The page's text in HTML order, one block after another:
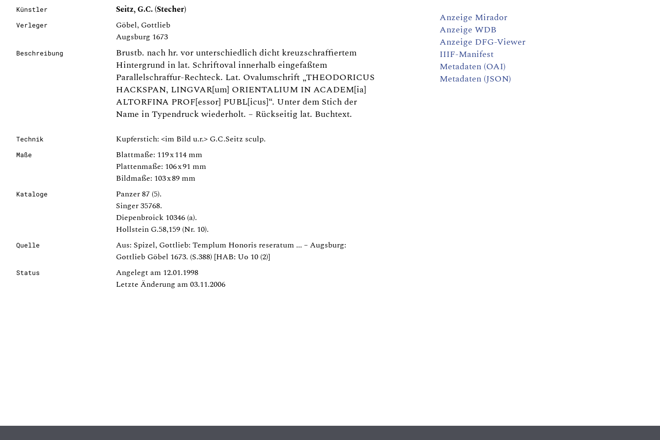
Künstler Seitz, G.C. (Stecher)
Verleger
Göbel, Gottlieb
Augsburg 1673
Beschreibung
Brustb. nach hr. vor unterschiedlich dicht kreuzschraffiertem
Hintergrund in lat. Schriftoval innerhalb eingefaßtem
Parallelschraffur-Rechteck. Lat. Ovalumschrift „THEODORICUS
HACKSPAN, LINGVAR[um] ORIENTALIUM IN ACADEM[ia]
ALTORFINA PROF[essor] PUBL[icus]“. Unter dem Stich der
Name in Typendruck wiederholt. – Rückseitig lat. Buchtext.
Technik Kupferstich: <im Bild u.r.> G.C.Seitz sculp.
Maße
Blattmaße: 119 x 114 mm
Plattenmaße: 106 x 91 mm
Bildmaße: 103 x 89 mm
Kataloge
Panzer 87 (5).
Singer 35768.
Diepenbroick 10346 (a).
Hollstein G.58,159 (Nr. 10).
Quelle
Aus: Spizel, Gottlieb: Templum Honoris reseratum ... – Augsburg:
Gottlieb Göbel 1673. (S.388) [HAB: Uo 10 (2)]
Status
Angelegt am 12.01.1998
Letzte Änderung am 03.11.2006
Anzeige Mirador
Anzeige WDB
Anzeige DFG-Viewer
IIIF-Manifest
Metadaten (OAI)
Metadaten (JSON)